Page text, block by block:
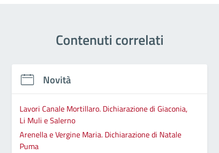
Contenuti correlati
Novità
Lavori Canale Mortillaro. Dichiarazione di Giaconia,
Li Muli e Salerno
Arenella e Vergine Maria. Dichiarazione di Natale
Puma